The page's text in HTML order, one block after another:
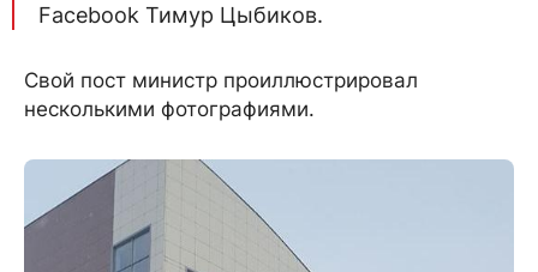
Facebook Тимур Цыбиков.
Свой пост министр проиллюстрировал
несколькими фотографиями.